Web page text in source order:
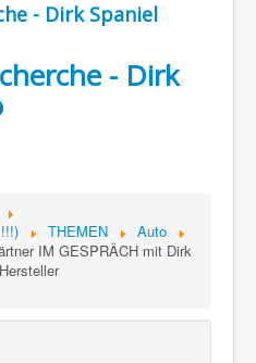
- Dirk Spaniel
- Dirk
THEMEN
Auto
IM GESPRÄCH mit Dirk